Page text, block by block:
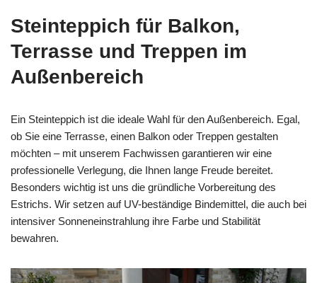
Steinteppich für Balkon,
Terrasse und Treppen im
Außenbereich
Ein Steinteppich ist die ideale Wahl für den Außenbereich. Egal,
ob Sie eine Terrasse, einen Balkon oder Treppen gestalten
möchten – mit unserem Fachwissen garantieren wir eine
professionelle Verlegung, die Ihnen lange Freude bereitet.
Besonders wichtig ist uns die gründliche Vorbereitung des
Estrichs. Wir setzen auf UV-beständige Bindemittel, die auch bei
intensiver Sonneneinstrahlung ihre Farbe und Stabilität
bewahren.